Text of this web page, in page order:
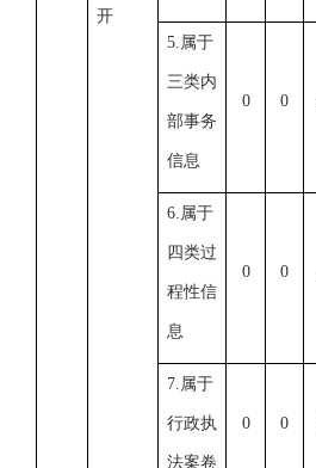
开
5.属于
三类内
部事务
信息
0 0
6.属于
四类过
程性信
息
0 0
7.属于
行政执
法案卷
0 0